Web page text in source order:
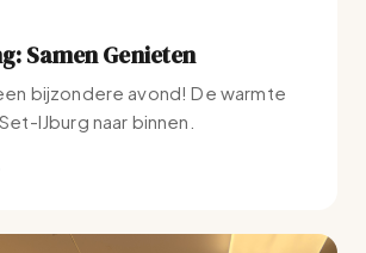
Samen Genieten
bijzondere avond! De warmte
IJburg naar binnen.